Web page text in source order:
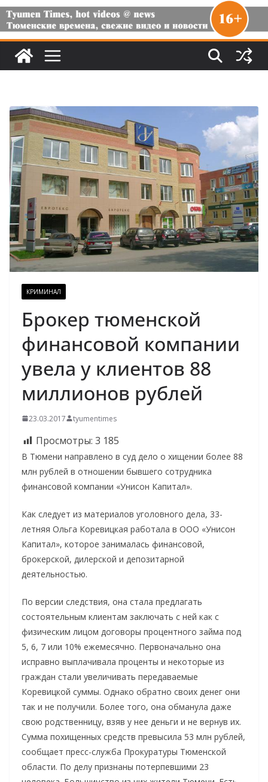
КРИМИНАЛ
Брокер тюменской
финансовой компании
увела у клиентов 88
миллионов рублей
23.03.2017 tyumentimes
Просмотры: 3 185
В Тюмени направлено в суд дело о хищении более 88
млн рублей в отношении бывшего сотрудника
финансовой компании «Унисон Капитал».
Как следует из материалов уголовного дела, 33-
летняя Ольга Коревицкая работала в ООО «Унисон
Капитал», которое занималась финансовой,
брокерской, дилерской и депозитарной
деятельностью.
По версии следствия, она стала предлагать
состоятельным клиентам заключать с ней как с
физическим лицом договоры процентного займа под
5, 6, 7 или 10% ежемесячно. Первоначально она
исправно выплачивала проценты и некоторые из
граждан стали увеличивать передаваемые
Коревицкой суммы. Однако обратно своих денег они
так и не получили. Более того, она обманула даже
свою родственницу, взяв у нее деньги и не вернув их.
Сумма похищенных средств превысила 53 млн рублей,
сообщает пресс-служба Прокуратуры Тюменской
области. По делу признаны потерпевшими 23